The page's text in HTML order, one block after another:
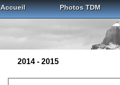
Accueil Photos TDM
2014 - 2015